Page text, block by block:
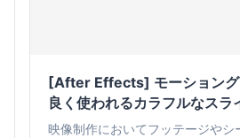
[After Effects] モーショング
良く使われるカラフルなスラ
ションを作ってみよう！
映像制作においてフッテージやシ